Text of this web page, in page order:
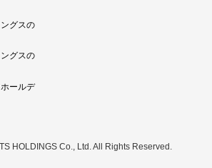
グスの
グスの
ールデ
HOLDINGS Co., Ltd. All Rights Reserved.